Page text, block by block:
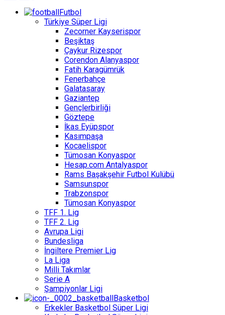
Futbol
Türkiye Süper Ligi
Zecorner Kayserispor
Beşiktaş
Çaykur Rizespor
Corendon Alanyaspor
Fatih Karagümrük
Fenerbahçe
Galatasaray
Gaziantep
Gençlerbirliği
Göztepe
İkas Eyüpspor
Kasımpaşa
Kocaelispor
Tümosan Konyaspor
Hesap.com Antalyaspor
Rams Başakşehir Futbol Kulübü
Samsunspor
Trabzonspor
Tümosan Konyaspor
TFF 1. Lig
TFF 2. Lig
Avrupa Ligi
Bundesliga
İngiltere Premier Lig
La Liga
Milli Takımlar
Serie A
Şampiyonlar Ligi
Basketbol
Erkekler Basketbol Süper Ligi